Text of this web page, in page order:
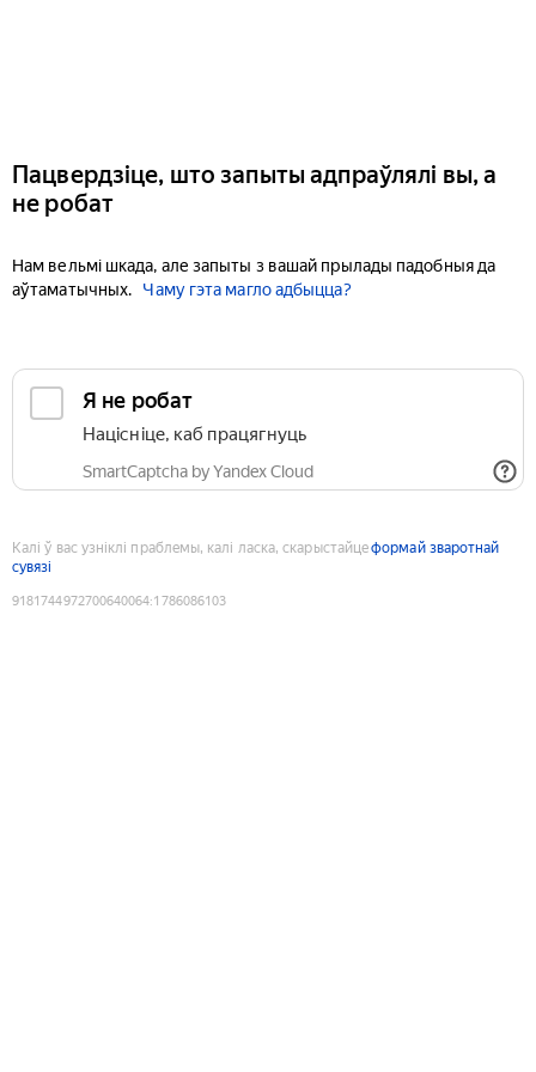
Пацвердзіце, што запыты адпраўлялі вы, а
не робат
Нам вельмі шкада, але запыты з вашай прылады падобныя да
аўтаматычных.
Чаму гэта магло адбыцца?
Я не робат
Націсніце, каб працягнуць
SmartCaptcha by Yandex Cloud
Калі ў вас узніклі праблемы, калі ласка, скарыстайцеформай зваротнай
сувязі
9181744972700640064:1786086103